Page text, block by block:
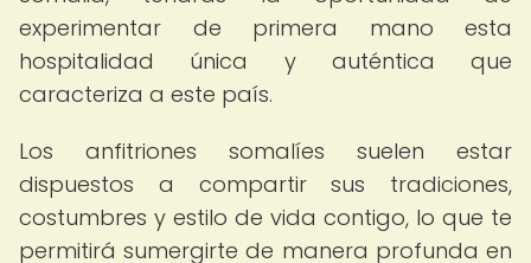
experimentar de primera mano esta
hospitalidad única y auténtica que
caracteriza a este país.
Los anfitriones somalíes suelen estar
dispuestos a compartir sus tradiciones,
costumbres y estilo de vida contigo, lo que te
permitirá sumergirte de manera profunda en